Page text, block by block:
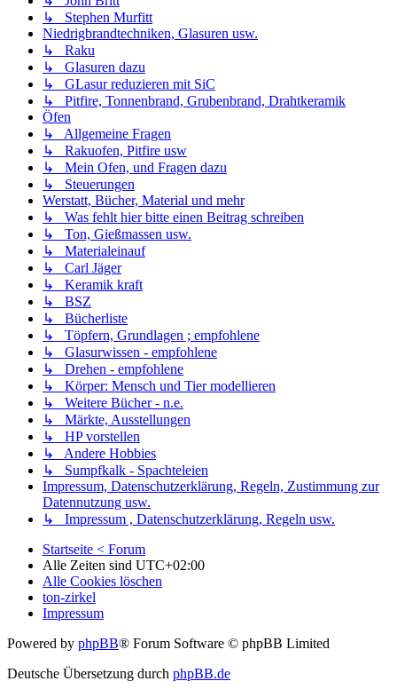
↳ Stephen Murfitt
Niedrigbrandtechniken, Glasuren usw.
↳ Raku
↳ Glasuren dazu
↳ GLasur reduzieren mit SiC
↳ Pitfire, Tonnenbrand, Grubenbrand, Drahtkeramik
Öfen
↳ Allgemeine Fragen
↳ Rakuofen, Pitfire usw
↳ Mein Ofen, und Fragen dazu
↳ Steuerungen
Werstatt, Bücher, Material und mehr
↳ Was fehlt hier bitte einen Beitrag schreiben
↳ Ton, Gießmassen usw.
↳ Materialeinauf
↳ Carl Jäger
↳ Keramik kraft
↳ BSZ
↳ Bücherliste
↳ Töpfern, Grundlagen ; empfohlene
↳ Glasurwissen - empfohlene
↳ Drehen - empfohlene
↳ Körper: Mensch und Tier modellieren
↳ Weitere Bücher - n.e.
↳ Märkte, Ausstellungen
↳ HP vorstellen
↳ Andere Hobbies
↳ Sumpfkalk - Spachteleien
Impressum, Datenschutzerklärung, Regeln, Zustimmung zur
Datennutzung usw.
↳ Impressum , Datenschutzerklärung, Regeln usw.
Startseite < Forum
Alle Zeiten sind UTC+02:00
Alle Cookies löschen
ton-zirkel
Impressum
Powered by phpBB® Forum Software © phpBB Limited
Deutsche Übersetzung durch phpBB.de